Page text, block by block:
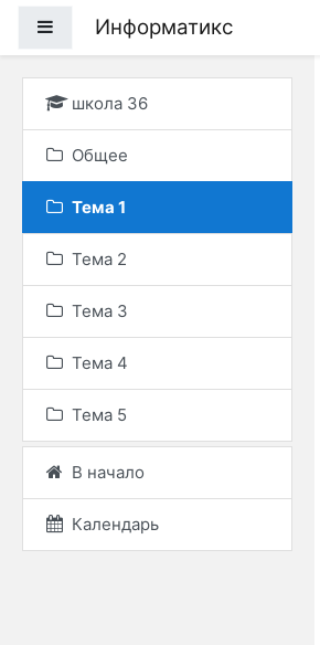
Боковая панель
Информатикс
школа 36
Общее
Тема 1
Тема 2
Тема 3
Тема 4
Тема 5
В начало
Календарь